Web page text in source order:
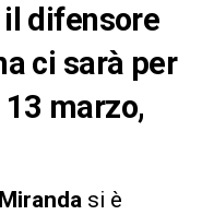
difensore
ci sarà per
marzo,
si è